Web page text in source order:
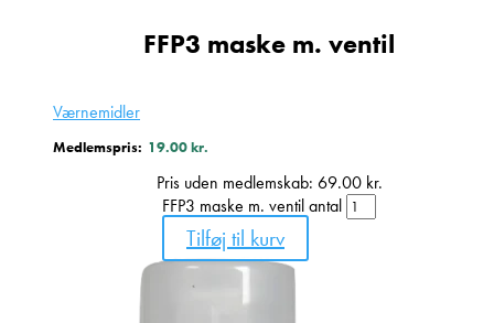
Værnemidler
FFP3 maske m. ventil
Medlemspris: 19.00kr.
Pris uden medlemskab: 69.00 kr.
FFP3 maske m. ventil antal
Tilføj til kurv